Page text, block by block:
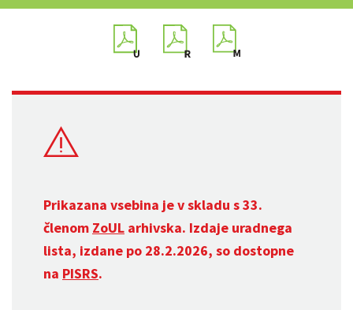
Prikazana vsebina je v skladu s 33.
členom ZoUL arhivska. Izdaje uradnega
lista, izdane po 28.2.2026, so dostopne
na PISRS.